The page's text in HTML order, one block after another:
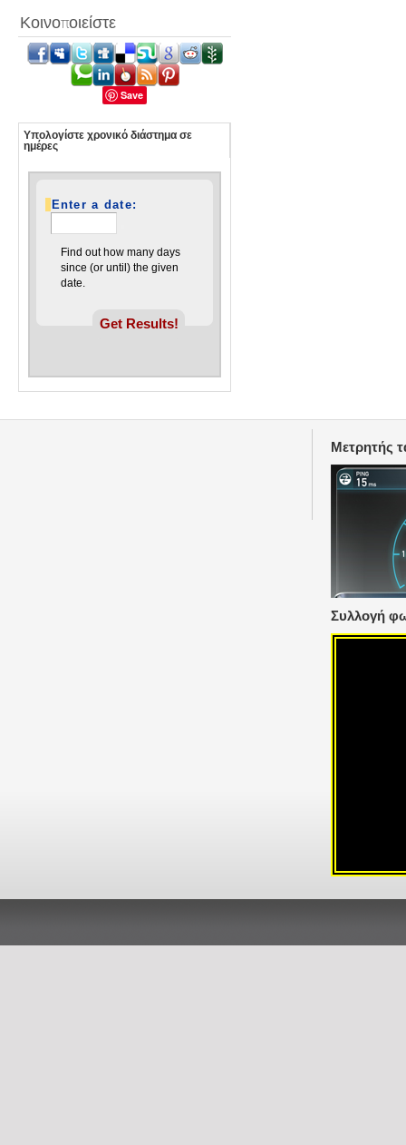
Κοινοποιείστε
Save
Υπολογίστε χρονικό διάστημα σε
ημέρες
Enter a date:
Find out how many days
since (or until) the given
date.
Μετρητής
Συλλογή